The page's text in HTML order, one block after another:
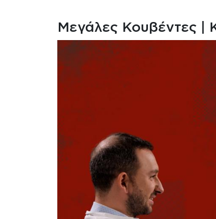
Μεγάλες Κουβέντες |